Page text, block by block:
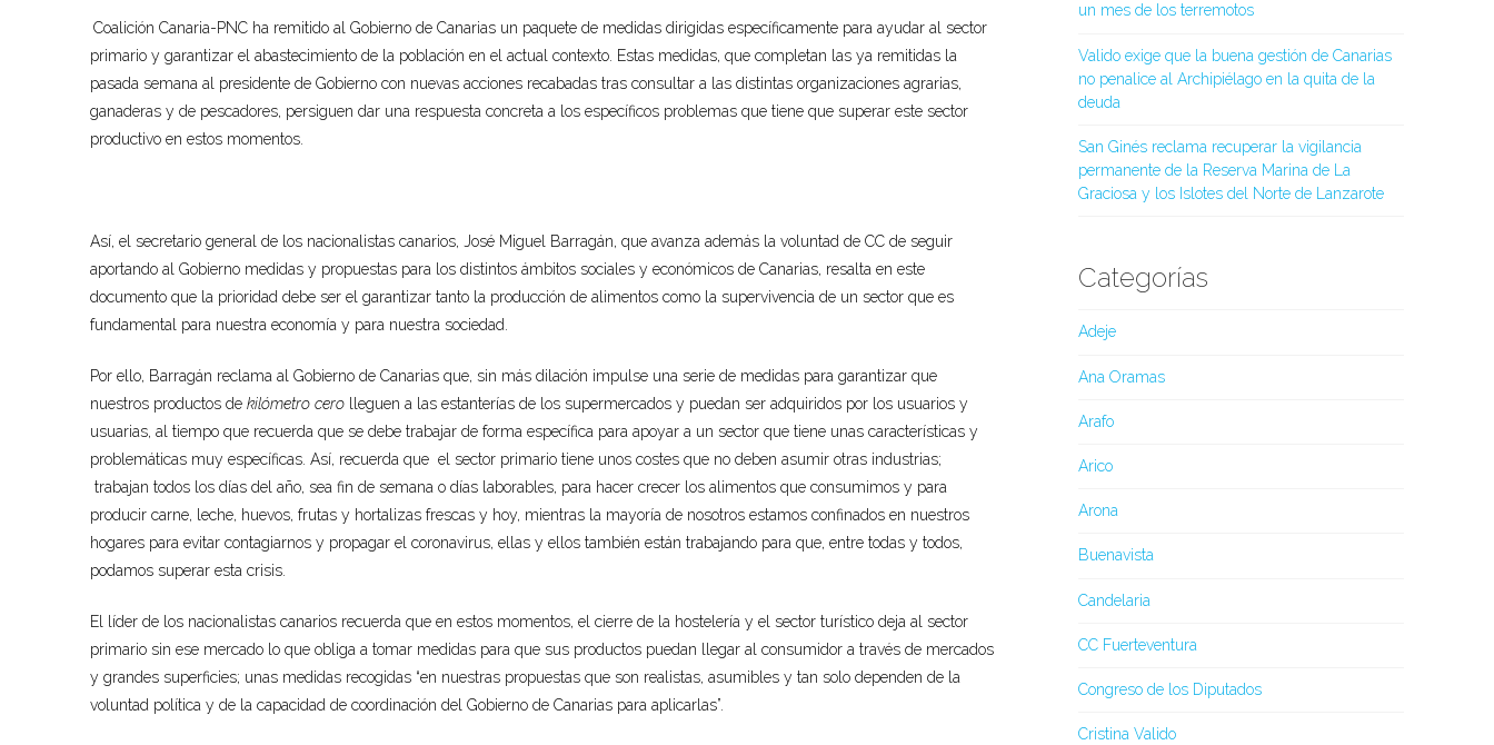
Coalición Canaria-PNC ha remitido al Gobierno de Canarias un paquete de medidas dirigidas específicamente para ayudar al sector
primario y garantizar el abastecimiento de la población en el actual contexto. Estas medidas, que completan las ya remitidas la
pasada semana al presidente de Gobierno con nuevas acciones recabadas tras consultar a las distintas organizaciones agrarias,
ganaderas y de pescadores, persiguen dar una respuesta concreta a los específicos problemas que tiene que superar este sector
productivo en estos momentos.
Así, el secretario general de los nacionalistas canarios, José Miguel Barragán, que avanza además la voluntad de CC de seguir
aportando al Gobierno medidas y propuestas para los distintos ámbitos sociales y económicos de Canarias, resalta en este
documento que la prioridad debe ser el garantizar tanto la producción de alimentos como la supervivencia de un sector que es
fundamental para nuestra economía y para nuestra sociedad.
Por ello, Barragán reclama al Gobierno de Canarias que, sin más dilación impulse una serie de medidas para garantizar que
nuestros productos de kilómetro cero
lleguen a las estanterías de los supermercados y puedan ser adquiridos por los usuarios y
usuarias, al tiempo que recuerda que se debe trabajar de forma específica para apoyar a un sector que tiene unas características y
problemáticas muy específicas. Así, recuerda que el sector primario tiene unos costes que no deben asumir otras industrias;
trabajan todos los días del año, sea fin de semana o días laborables, para hacer crecer los alimentos que consumimos y para
producir carne, leche, huevos, frutas y hortalizas frescas y hoy, mientras la mayoría de nosotros estamos confinados en nuestros
hogares para evitar contagiarnos y propagar el coronavirus, ellas y ellos también están trabajando para que, entre todas y todos,
podamos superar esta crisis.
El líder de los nacionalistas canarios recuerda que en estos momentos, el cierre de la hostelería y el sector turístico deja al sector
primario sin ese mercado lo que obliga a tomar medidas para que sus productos puedan llegar al consumidor a través de mercados
y grandes superficies; unas medidas recogidas “en nuestras propuestas que son realistas, asumibles y tan solo dependen de la
voluntad política y de la capacidad de coordinación del Gobierno de Canarias para aplicarlas”.
un mes de los terremotos
Valido exige que la buena gestión de Canarias
no penalice al Archipiélago en la quita de la
deuda
San Ginés reclama recuperar la vigilancia
permanente de la Reserva Marina de La
Graciosa y los Islotes del Norte de Lanzarote
Categorías
Adeje
Ana Oramas
Arafo
Arico
Arona
Buenavista
Candelaria
CC Fuerteventura
Congreso de los Diputados
Cristina Valido